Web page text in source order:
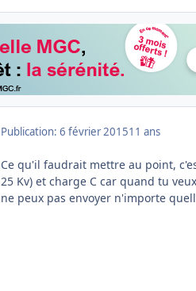
Publication: 6 février 201511 ans
Ce qu'il faudrait mettre au point,
25 Kv) et charge C car quand tu
ne peux pas envoyer n'importe